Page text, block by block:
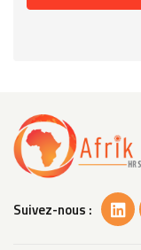
Suivez-nous :